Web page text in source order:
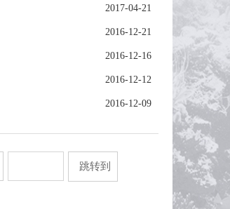
2017-04-21
2016-12-21
2016-12-16
2016-12-12
2016-12-09
跳转到